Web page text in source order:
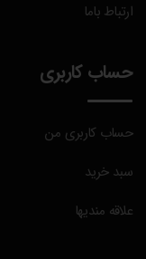
ارتباط باما
حساب کاربری
حساب کاربری من
سبد خرید
علاقه مندیها